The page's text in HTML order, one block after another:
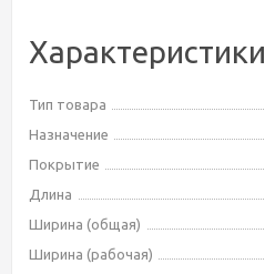
Характеристики
Тип товара
Назначение
Покрытие
Длина
Ширина (общая)
Ширина (рабочая)